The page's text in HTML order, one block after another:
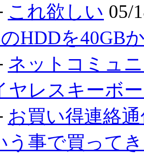
これ欲しい 05/
のHDDを40GB
ネットコミュ
ヤレスキーボ
お買い得連絡
う事で買って